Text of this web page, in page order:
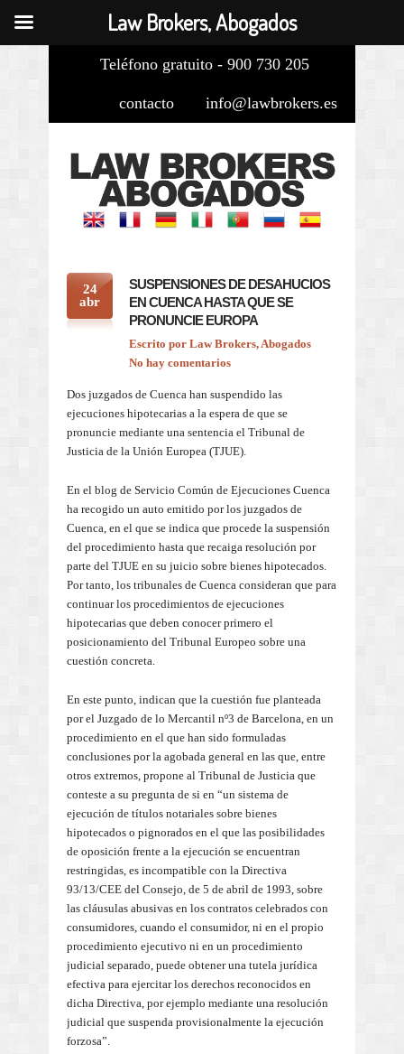
Teléfono gratuito - 900 730 205
info@lawbrokers.es
contacto
SUSPENSIONES DE DESAHUCIOS
EN CUENCA HASTA QUE SE
PRONUNCIE EUROPA
Escrito por Law Brokers, Abogados
No hay comentarios
24
abr
Dos juzgados de Cuenca han suspendido las
ejecuciones hipotecarias a la espera de que se
pronuncie mediante una sentencia el Tribunal de
Justicia de la Unión Europea (TJUE).
En el blog de Servicio Común de Ejecuciones Cuenca
ha recogido un auto emitido por los juzgados de
Cuenca, en el que se indica que procede la suspensión
del procedimiento hasta que recaiga resolución por
parte del TJUE en su juicio sobre bienes hipotecados.
Por tanto, los tribunales de Cuenca consideran que para
continuar los procedimientos de ejecuciones
hipotecarias que deben conocer primero el
posicionamiento del Tribunal Europeo sobre una
cuestión concreta.
En este punto, indican que la cuestión fue planteada
por el Juzgado de lo Mercantil nº3 de Barcelona, en un
procedimiento en el que han sido formuladas
conclusiones por la agobada general en las que, entre
otros extremos, propone al Tribunal de Justicia que
conteste a su pregunta de si en “un sistema de
ejecución de títulos notariales sobre bienes
hipotecados o pignorados en el que las posibilidades
de oposición frente a la ejecución se encuentran
restringidas, es incompatible con la Directiva
93/13/CEE del Consejo, de 5 de abril de 1993, sobre
las cláusulas abusivas en los contratos celebrados con
consumidores, cuando el consumidor, ni en el propio
procedimiento ejecutivo ni en un procedimiento
judicial separado, puede obtener una tutela jurídica
efectiva para ejercitar los derechos reconocidos en
dicha Directiva, por ejemplo mediante una resolución
judicial que suspenda provisionalmente la ejecución
forzosa”.
Law Brokers, Abogados